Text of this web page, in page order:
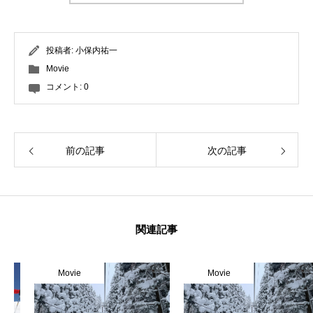
コブレッスン参加のお客様の声
レッスンレポート
レッスン内容について
動画で学ぶ Movie
最新レッスン動画
投稿者: 小保内祐一
Movie
コメント: 0
前の記事 次の記事
関連記事
Movie Movie